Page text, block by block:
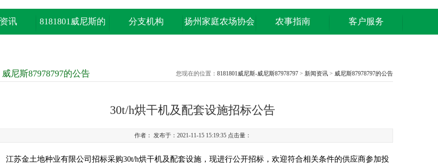
讯 8181801威尼斯的 分支机构 扬州家庭农场协会 农事指南 客户服务
威尼斯87978797的公告 您现在的位置： 8181801威尼斯-威尼斯87978797 > 新闻资讯 > 威尼斯87978797的公告
30t/h烘干机及配套设施招标公告
作者： 发布于：2021-11-15 15:19:35 点击量：
江苏金土地种业有限公司招标采购30t/h烘干机及配套设施 ，现进行公开招标，欢迎符合相关条件的供应商参加投